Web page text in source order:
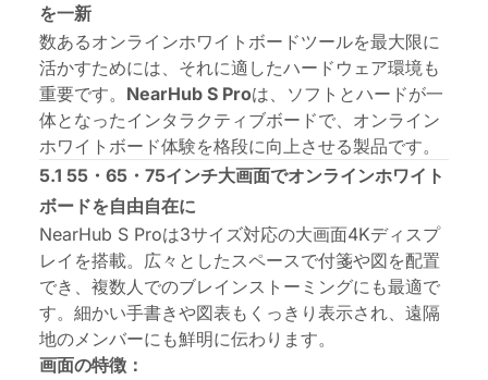
を一新
数あるオンラインホワイトボードツールを最大限に
活かすためには、それに適したハードウェア環境も
重要です。 NearHub S Proは、ソフトとハードが一
体となったインタラクティブボードで、オンライン
ホワイトボード体験を格段に向上させる製品です。
5.1 55・65・75インチ大画面でオンラインホワイト
ボードを自由自在に
NearHub S Proは3サイズ対応の大画面4Kディスプ
レイを搭載。広々としたスペースで付箋や図を配置
でき、複数人でのブレインストーミングにも最適で
す。細かい手書きや図表もくっきり表示され、遠隔
地のメンバーにも鮮明に伝わります。
画面の特徴：